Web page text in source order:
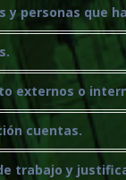
y personas que
externos o
cuentas.
trabajo y